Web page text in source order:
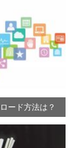
ード方法は？